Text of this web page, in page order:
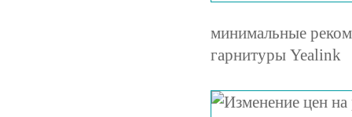
минимальные
гарнитуры Yealink